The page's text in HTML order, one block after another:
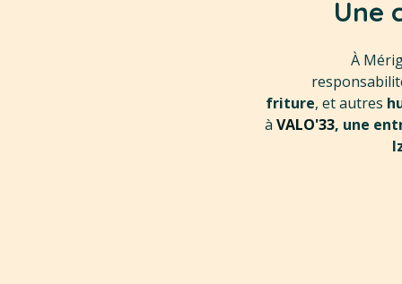
Une
À
friture, et autres
à VALO'33, une